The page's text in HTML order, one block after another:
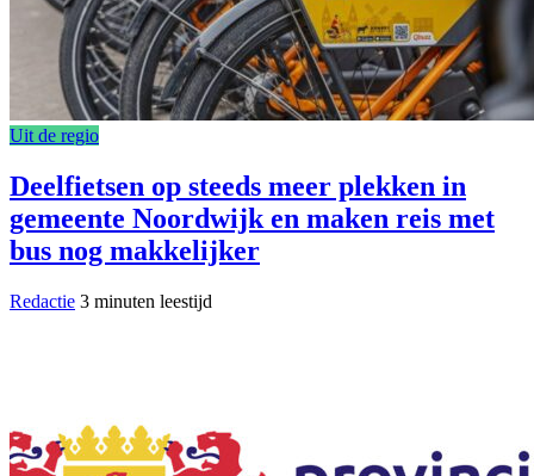
Uit de regio
Deelfietsen op steeds meer plekken in
gemeente Noordwijk en maken reis met
bus nog makkelijker
Redactie 3 minuten leestijd